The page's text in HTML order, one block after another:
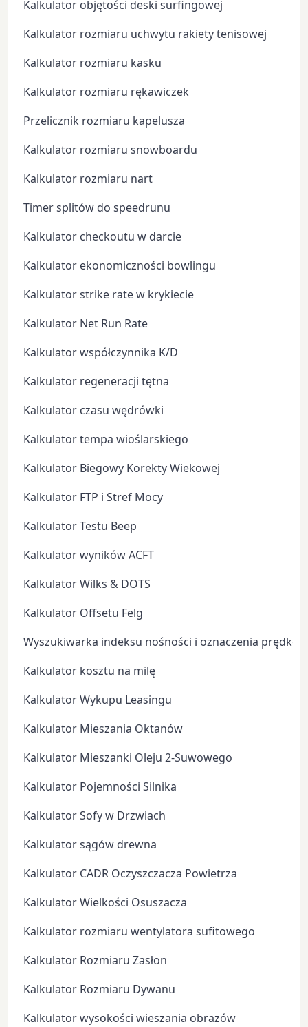
Kalkulator objętości deski surfingowej
Kalkulator rozmiaru uchwytu rakiety tenisowej
Kalkulator rozmiaru kasku
Kalkulator rozmiaru rękawiczek
Przelicznik rozmiaru kapelusza
Kalkulator rozmiaru snowboardu
Kalkulator rozmiaru nart
Timer splitów do speedrunu
Kalkulator checkoutu w darcie
Kalkulator ekonomiczności bowlingu
Kalkulator strike rate w krykiecie
Kalkulator Net Run Rate
Kalkulator współczynnika K/D
Kalkulator regeneracji tętna
Kalkulator czasu wędrówki
Kalkulator tempa wioślarskiego
Kalkulator Biegowy Korekty Wiekowej
Kalkulator FTP i Stref Mocy
Kalkulator Testu Beep
Kalkulator wyników ACFT
Kalkulator Wilks & DOTS
Kalkulator Offsetu Felg
Wyszukiwarka indeksu nośności i oznaczenia
Kalkulator kosztu na milę
Kalkulator Wykupu Leasingu
Kalkulator Mieszania Oktanów
Kalkulator Mieszanki Oleju 2-Suwowego
Kalkulator Pojemności Silnika
Kalkulator Sofy w Drzwiach
Kalkulator sągów drewna
Kalkulator CADR Oczyszczacza Powietrza
Kalkulator Wielkości Osuszacza
Kalkulator rozmiaru wentylatora sufitowego
Kalkulator Rozmiaru Zasłon
Kalkulator Rozmiaru Dywanu
Kalkulator wysokości wieszania obrazów